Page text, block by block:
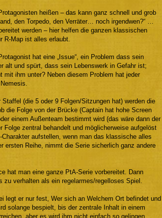
heißen – das kann ganz schnell und grob
den Torpedo, den Verräter… noch irgendwen?“ …
werden – hier helfen die ganzen klassischen
R-Map ist alles erlaubt.
hat eine „Issue“, ein Problem dass sein
alt und spürt, dass sein Lebenswerk in Gefahr ist;
mit ihm unter? Neben diesem Problem hat jeder
(die 5 oder 9 Folgen/Sitzungen hat) werden die
die Folge von der Brücke (Captain hat hohe Screen
einem Außenteam bestimmt wird (das wäre dann der
zentral behandelt und möglicherweise aufgelöst
aufstellen, wenn man das klassische alles
ersten Reihe, nimmt die Serie sicherlich ganz andere
hat man eine ganze PtA-Serie vorbereitet. Dann
verhalten als ein regelarmes/regelloses Spiel.
legt er nur fest, Wer sich an Welchem Ort befindet und
solange bespielt, bis der zentrale Inhalt in einem
aber es wird ihm nicht einfach so gelingen.